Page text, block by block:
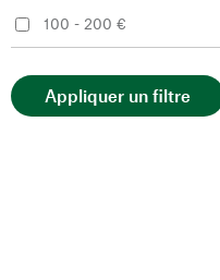
100 - 200 €
Appliquer un filtre